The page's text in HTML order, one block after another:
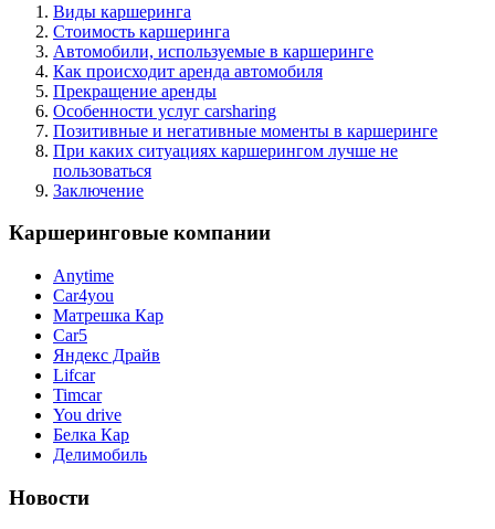
Виды каршеринга
Стоимость каршеринга
Автомобили, используемые в каршеринге
Как происходит аренда автомобиля
Прекращение аренды
Особенности услуг carsharing
Позитивные и негативные моменты в каршеринге
При каких ситуациях каршерингом лучше не
пользоваться
Заключение
Каршеринговые компании
Anytime
Car4you
Матрешка Кар
Car5
Яндекс Драйв
Lifcar
Timcar
You drive
Белка Кар
Делимобиль
Новости